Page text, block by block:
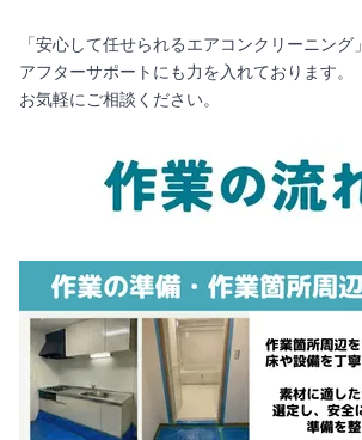
「安心して任せられるエアコンクリーニング
アフターサポートにも力を入れております。
お気軽にご相談ください。